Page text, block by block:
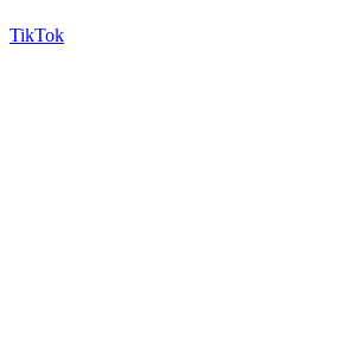
TikTok